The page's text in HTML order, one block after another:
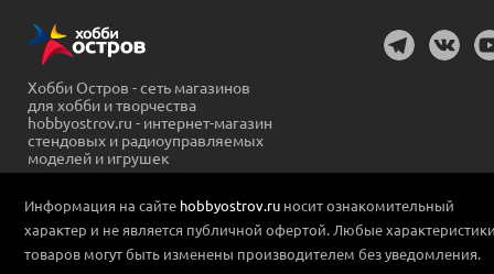
Хобби Остров - сеть магазинов
для хобби и творчества
hobbyostrov.ru - интернет-магазин
стендовых и радиоуправляемых
моделей и игрушек
Информация на сайте hobbyostrov.ru носит ознакомительный
характер и не является публичной офертой. Любые
товаров могут быть изменены производителем без уведомления.